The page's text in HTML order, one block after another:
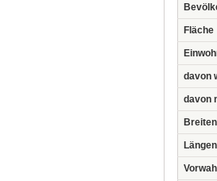
Fläche
davon
davon
Vorwahl